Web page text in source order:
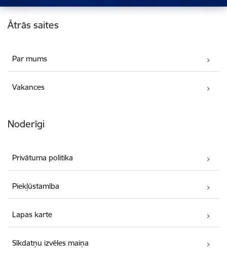
Kājene
Ātrās saites
Par mums
Vakances
Noderīgi
Privātuma politika
Piekļūstamība
Lapas karte
Sīkdatņu izvēles maiņa